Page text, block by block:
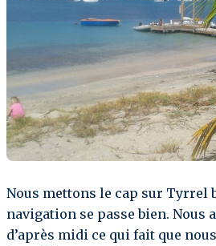
Nous mettons le cap sur Tyrrel
navigation se passe bien. Nous
d’après midi ce qui fait que